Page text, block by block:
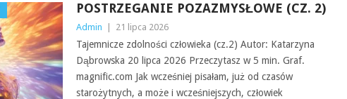
POSTRZEGANIE POZAZMYSŁOWE (CZ. 2)
Admin 21 lipca 2026
Tajemnicze zdolności człowieka (cz.2) Autor: Katarzyna
Dąbrowska 20 lipca 2026 Przeczytasz w 5 min. Graf.
magnific.com Jak wcześniej pisałam, już od czasów
starożytnych, a może i wcześniejszych, człowiek